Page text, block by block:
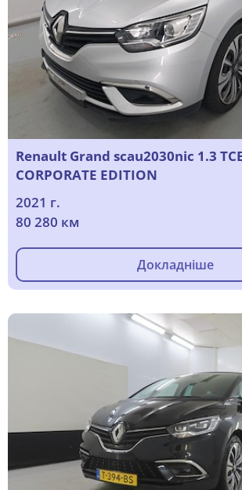
Renault Grand scau2030nic 1.3
CORPORATE EDITION
2021 г.
80 280 км
Докладніше